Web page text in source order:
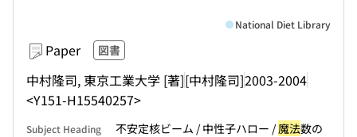
Paper 図書
中村隆司, 東京工業大学 [著][中村隆司]2003-2004
<Y151-H15540257>
National Diet Library
Subject Heading 不安定核ビーム / 中性子ハロー /魔法数の